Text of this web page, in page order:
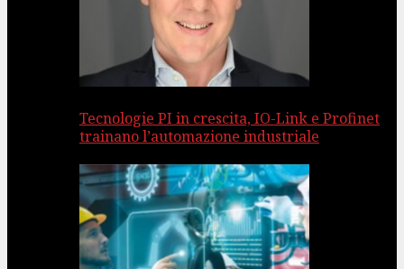
Tecnologie PI in crescita, IO-Link e Profinet
trainano l’automazione industriale